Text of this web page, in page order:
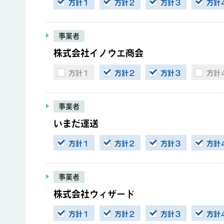
方針１ 方針２ 方針３ 方針
事業者
株式会社イノウエ商会
方針１ 方針２ 方針３ 方針
事業者
いまだ運送
方針１ 方針２ 方針３ 方針
事業者
株式会社ウィザード
方針１ 方針２ 方針３ 方針